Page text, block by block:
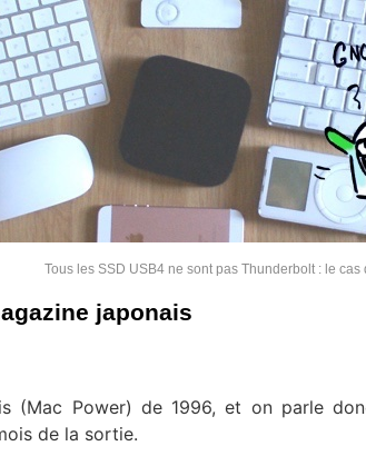
Tous les SSD USB4 ne sont pas Thunderbolt : le cas
japonais
(Mac Power) de 1996, et on parle
de la sortie.